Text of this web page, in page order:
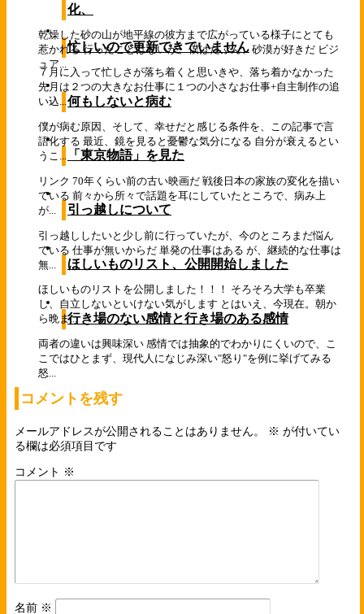
化、
乾燥した砂の山が地平線の彼方まで広がっている様子にとても
惹かれる 行ったことはないが、僕はたぶん、砂漠が好きだ ビジ
ュア...
忙しいので更新できていません
７月に入って忙しさが落ち着くと思いきや、落ち着かなかった
先月は２つの大きなお仕事に１つの小さなお仕事+自主制作の追
い込...何もしないと病む
僕が病む原因、そして、幸せだと感じる条件を、この記事で言
語化する 最近、鏡を見ると憂鬱な気分になる 自分が衰えるとい
うこ...
「東京物語」を見た
リンク 70年くらい前の古い映画だ 戦後日本の家族の変化を描い
ている 前々から所々で話題を耳にしていたところで、病み上
が...
引っ越しについて
引っ越ししたいと少し前に行っていたが、今のところまだ悩ん
でいる 仕事が無いからだ 単発の仕事はある が、継続的な仕事は
無...
ほしいものリスト、公開開始しました
ほしいものリストを公開しました！！！ そろそろ大学も卒業
し、自立しないといけない気がします とはいえ、今現在。朝か
ら晩ま...行き場のない感情と行き場のある感情
両者の違いは興味深い 感情では抽象的でわかりにくいので、こ
こではひとまず、現代人になじみ深い"怒り"を例に挙げてみる
怒...
コメントを残す
メールアドレスが公開されることはありません。 ※ が付いてい
る欄は必須項目です
コメント ※
名前 ※